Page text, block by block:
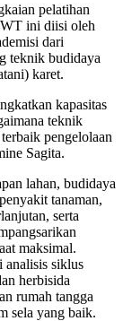
pelatihan
ini diisi oleh
dari
teknik budidaya
karet.
kapasitas
teknik
pengelolaan
Sagita.
lahan, budidaya
tanaman,
serta
maksimal.
analisis siklus
herbisida
rumah tangga
sela yang baik.